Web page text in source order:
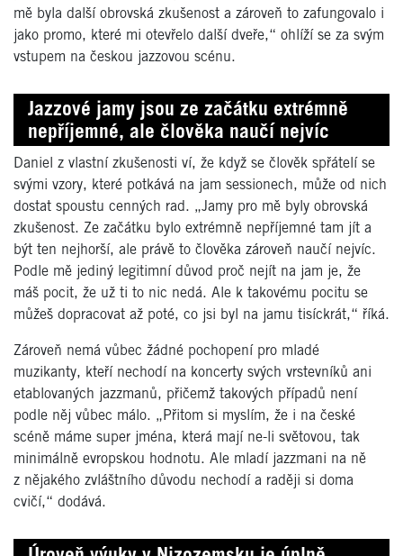
mě byla další obrovská zkušenost a zároveň to zafungovalo i
jako promo, které mi otevřelo další dveře,“ ohlíží se za svým
vstupem na českou jazzovou scénu.
Jazzové jamy jsou ze začátku extrémně
nepříjemné, ale člověka naučí nejvíc
Daniel z vlastní zkušenosti ví, že když se člověk spřátelí se
svými vzory, které potkává na jam sessionech, může od nich
dostat spoustu cenných rad. „Jamy pro mě byly obrovská
zkušenost. Ze začátku bylo extrémně nepříjemné tam jít a
být ten nejhorší, ale právě to člověka zároveň naučí nejvíc.
Podle mě jediný legitimní důvod proč nejít na jam je, že
máš pocit, že už ti to nic nedá. Ale k takovému pocitu se
můžeš dopracovat až poté, co jsi byl na jamu tisíckrát,“ říká.
Zároveň nemá vůbec žádné pochopení pro mladé
muzikanty, kteří nechodí na koncerty svých vrstevníků ani
etablovaných jazzmanů, přičemž takových případů není
podle něj vůbec málo. „Přitom si myslím, že i na české
scéně máme super jména, která mají ne-li světovou, tak
minimálně evropskou hodnotu. Ale mladí jazzmani na ně
z nějakého zvláštního důvodu nechodí a raději si doma
cvičí,“ dodává.